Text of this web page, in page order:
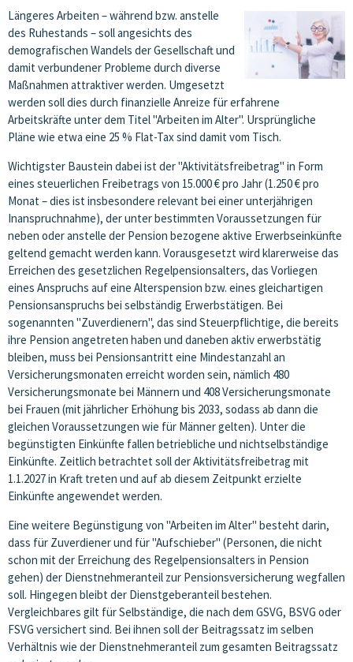
Längeres Arbeiten – während bzw. anstelle
des Ruhestands – soll angesichts des
demografischen Wandels der Gesellschaft und
damit verbundener Probleme durch diverse
Maßnahmen attraktiver werden. Umgesetzt
werden soll dies durch finanzielle Anreize für erfahrene
Arbeitskräfte unter dem Titel "Arbeiten im Alter". Ursprüngliche
Pläne wie etwa eine 25 % Flat-Tax sind damit vom Tisch.
Wichtigster Baustein dabei ist der "Aktivitätsfreibetrag" in Form
eines steuerlichen Freibetrags von 15.000 € pro Jahr (1.250 € pro
Monat – dies ist insbesondere relevant bei einer unterjährigen
Inanspruchnahme), der unter bestimmten Voraussetzungen für
neben oder anstelle der Pension bezogene aktive Erwerbseinkünfte
geltend gemacht werden kann. Vorausgesetzt wird klarerweise das
Erreichen des gesetzlichen Regelpensionsalters, das Vorliegen
eines Anspruchs auf eine Alterspension bzw. eines gleichartigen
Pensionsanspruchs bei selbständig Erwerbstätigen. Bei
sogenannten "Zuverdienern", das sind Steuerpflichtige, die bereits
ihre Pension angetreten haben und daneben aktiv erwerbstätig
bleiben, muss bei Pensionsantritt eine Mindestanzahl an
Versicherungsmonaten erreicht worden sein, nämlich 480
Versicherungsmonate bei Männern und 408 Versicherungsmonate
bei Frauen (mit jährlicher Erhöhung bis 2033, sodass ab dann die
gleichen Voraussetzungen wie für Männer gelten). Unter die
begünstigten Einkünfte fallen betriebliche und nichtselbständige
Einkünfte. Zeitlich betrachtet soll der Aktivitätsfreibetrag mit
1.1.2027 in Kraft treten und auf ab diesem Zeitpunkt erzielte
Einkünfte angewendet werden.
Eine weitere Begünstigung von "Arbeiten im Alter" besteht darin,
dass für Zuverdiener und für "Aufschieber" (Personen, die nicht
schon mit der Erreichung des Regelpensionsalters in Pension
gehen) der Dienstnehmeranteil zur Pensionsversicherung wegfallen
soll. Hingegen bleibt der Dienstgeberanteil bestehen.
Vergleichbares gilt für Selbständige, die nach dem GSVG, BSVG oder
FSVG versichert sind. Bei ihnen soll der Beitragssatz im selben
Verhältnis wie der Dienstnehmeranteil zum gesamten Beitragssatz